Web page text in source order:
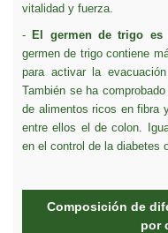
vitalidad y fuerza.
- El germen de trigo
germen de trigo contiene
para activar la
También se ha
de alimentos ricos en fibra
entre ellos el de colon.
en el control de la diabetes
Composición de
por